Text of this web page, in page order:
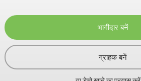
भागीदार बनें
ग्राहक बनें